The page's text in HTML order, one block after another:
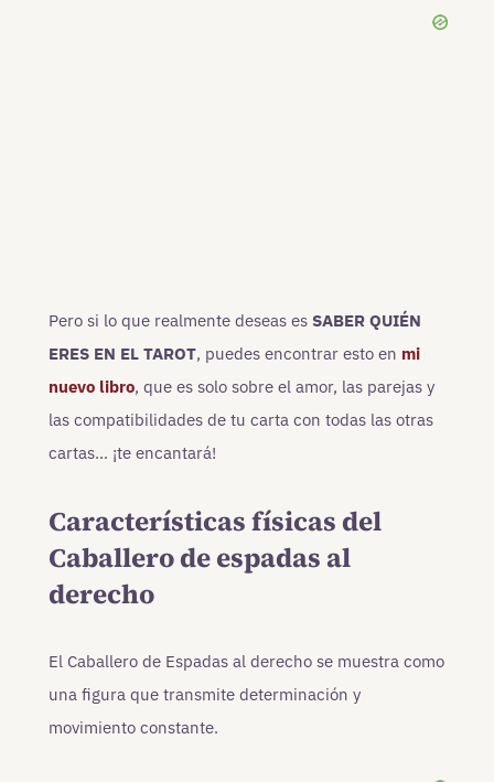
Pero si lo que realmente deseas es SABER QUIÉN
ERES EN EL TAROT, puedes encontrar esto en mi
nuevo libro, que es solo sobre el amor, las parejas y
las compatibilidades de tu carta con todas las otras
cartas… ¡te encantará!
Características físicas del
Caballero de espadas al
derecho
El Caballero de Espadas al derecho se muestra como
una figura que transmite determinación y
movimiento constante.